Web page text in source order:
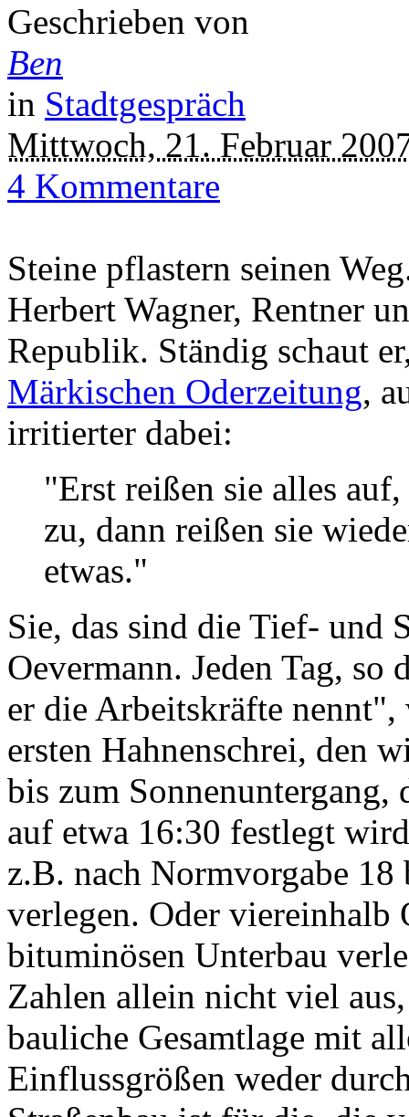
Geschrieben von
Ben
in Stadtgespräch
Mittwoch, 21. Februar
4 Kommentare
Steine pflastern seinen
Herbert Wagner, Rentner
Republik. Ständig schaut
Märkischen Oderzeitung,
irritierter dabei:
"Erst reißen sie alles
zu, dann reißen sie
etwas."
Sie, das sind die Tief- und
Oevermann. Jeden Tag,
er die Arbeitskräfte
ersten Hahnenschrei, den
bis zum
auf etwa 16:30 festlegt
z.B. nach Normvorgabe
verlegen. Oder viereinhalb
bituminösen Unterbau
Zahlen allein nicht viel
bauliche Gesamtlage mit
Einflussgrößen weder